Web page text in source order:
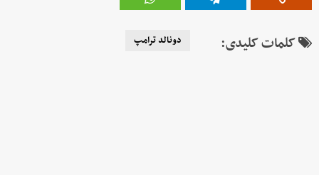
کلمات کلیدی: دونالد ترامپ